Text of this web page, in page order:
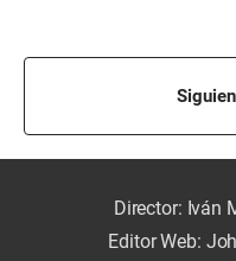
Director: Iván
Editor Web: